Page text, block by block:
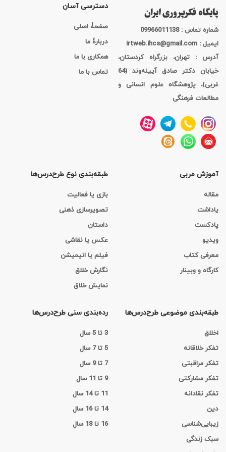
شماره تماس : 09966011138
ایمیل : irtweb.ihcs@gmail.com
آدرس : تهران، بزرگراه کردستان،
خیابان دکتر صادق آیینه‌وند (64
غربی)، پژوهشگاه علوم انسانی و
مطالعات فرهنگی
دسترسی آسان
صفحۀ اصلی
دربارۀ ما
همکاری با ما
تماس با ما
آموزش مربی
مقاله
یاداشت
پادکست
ویدیو
معرفی کتاب
کارگاه‌ و وبینار
طبقه‌بندی نوع طرح‌درس‌ها
بازی یا فعالیت
تصویرسازی ذهنی
داستان
عکس یا نقاشی
فیلم یا انیمیشن
نگارش خلاق
نمایش خلاق
طبقه‌بندی موضوعی طرح‌درس‌ها
اخلاق
تفکر خلاقانه
تفکر مراقبتی
تفکر مشارکتی
تفکر نقادانه
دین
زیبایی‌شناسی
سبک زندگی
رده‌بندی سنی طرح‌درس‌ها
3 تا 5 سال
5 تا 7 سال
7 تا 9 سال
9 تا 11 سال
11 تا 14 سال
14 تا 16 سال
16 تا 18 سال